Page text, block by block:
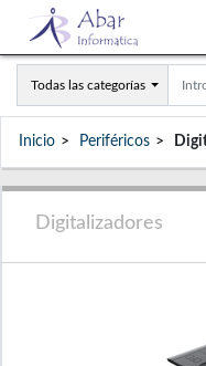
Todas las categorías
Inicio Periféricos
Digitalizadores